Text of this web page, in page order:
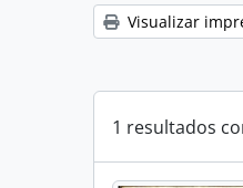
Visualizar
1 resultados